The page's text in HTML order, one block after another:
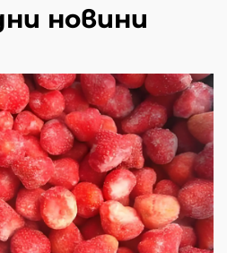
новини